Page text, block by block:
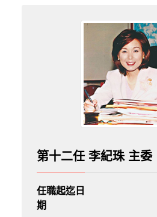
第十二任 李紀珠 主委
任職起迄日
期